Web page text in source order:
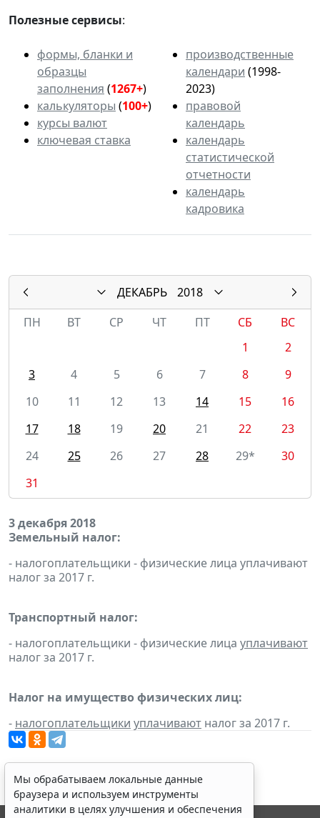
Полезные сервисы:
формы, бланки и
образцы
заполнения (1267+)
калькуляторы (100+)
курсы валют
ключевая ставка
производственные
календари (1998-
2023)
правовой
календарь
календарь
статистической
отчетности
календарь
кадровика
ДЕКАБРЬ
2018
ПН
ВТ СР ЧТ ПТ СБ
ВС
1
2
3
4 5 6 7 8
9
10
11 12 13 14 15
16
17
18 19 20 21 22
23
24
25 26 27 28 29*
30
31
3 декабря 2018
Земельный налог:
- налогоплательщики - физические лица уплачивают
налог за 2017 г.
Транспортный налог:
- налогоплательщики - физические лица уплачивают
налог за 2017 г.
Налог на имущество физических лиц:
- налогоплательщики уплачивают налог за 2017 г.
Мы обрабатываем локальные данные
браузера и используем инструменты
аналитики в целях улучшения и обеспечения